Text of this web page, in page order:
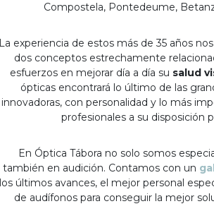
Compostela, Pontedeume,
La experiencia de estos más de 35 años
dos conceptos estrechamente
esfuerzos en mejorar día a día su salud
ópticas encontrará lo último de las
innovadoras, con personalidad y lo más
profesionales a su disposición
En Óptica Tábora no solo somos
también en audición. Contamos con un
los últimos avances, el mejor personal
de audífonos para conseguir la mejor